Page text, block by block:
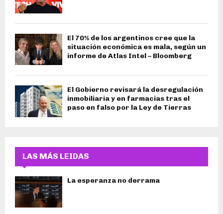
El 70% de los argentinos cree que la
situación económica es mala, según un
informe de Atlas Intel – Bloomberg
El Gobierno revisará la desregulación
inmobiliaria y en farmacias tras el
paso en falso por la Ley de Tierras
LAS MÁS LEIDAS
La esperanza no derrama